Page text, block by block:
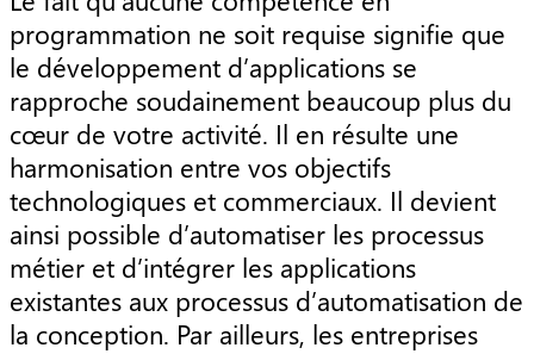
programmation ne soit requise signifie que
le développement d’applications se
rapproche soudainement beaucoup plus du
cœur de votre activité. Il en résulte une
harmonisation entre vos objectifs
technologiques et commerciaux. Il devient
ainsi possible d’automatiser les processus
métier et d’intégrer les applications
existantes aux processus d’automatisation de
la conception. Par ailleurs, les entreprises